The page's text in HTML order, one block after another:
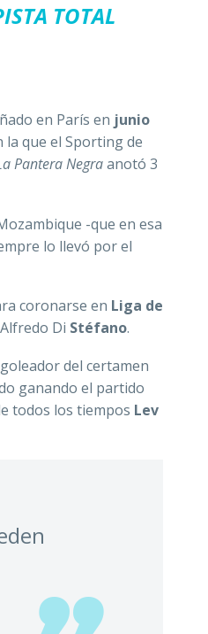
TOTAL
en París en junio
que el Sporting de
Pantera Negraanotó 3
-que en esa
lo llevó por el
coronarse en Liga de
Di Stéfano.
del certamen
ganando el partido
todos los tiempos Lev